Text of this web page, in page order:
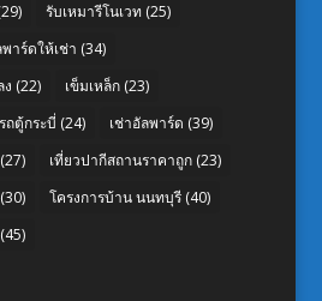
รับเหมารีโนเวท (25)
าร์ดให้เช่า (34)
(22) เข็มเหล็ก(23)
ถตู้กระบี่ (24) เช่าอัลพาร์ด (39)
(27) เที่ยวปากีสถานราคาถูก(23)
(30) โครงการบ้าน นนทบุรี(40)
(45)